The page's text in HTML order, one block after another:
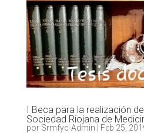
I Beca para la realización
Sociedad Riojana de
por Srmfyc-Admin Feb 25,